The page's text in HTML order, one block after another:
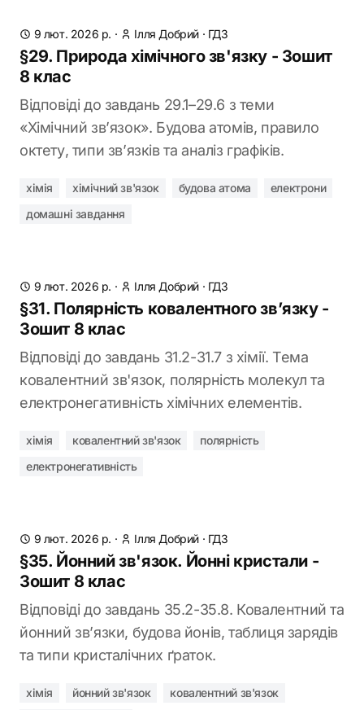
9 лют. 2026 р. · Ілля Добрий · ГДЗ
§29. Природа хімічного зв'язку - Зошит
8 клас
Відповіді до завдань 29.1–29.6 з теми
«Хімічний зв’язок». Будова атомів, правило
октету, типи зв’язків та аналіз графіків.
хімія хімічний зв'язок будова атома
електрони
домашні завдання
9 лют. 2026 р. · Ілля Добрий · ГДЗ
§31. Полярність ковалентного зв’язку -
Зошит 8 клас
Відповіді до завдань 31.2-31.7 з хімії. Тема
ковалентний зв'язок, полярність молекул та
електронегативність хімічних елементів.
хімія ковалентний зв'язок
полярність
електронегативність
9 лют. 2026 р. · Ілля Добрий · ГДЗ
§35. Йонний зв'язок. Йонні кристали -
Зошит 8 клас
Відповіді до завдань 35.2-35.8. Ковалентний та
йонний зв’язки, будова йонів, таблиця зарядів
та типи кристалічних ґраток.
хімія йонний зв'язок
ковалентний зв'язок